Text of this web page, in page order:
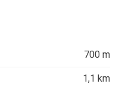
700 m
1,1 km